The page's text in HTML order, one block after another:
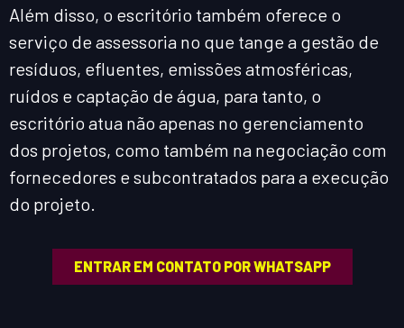
Além disso, o escritório também oferece o
serviço de assessoria no que tange a gestão de
resíduos, efluentes, emissões atmosféricas,
ruídos e captação de água, para tanto, o
escritório atua não apenas no gerenciamento
dos projetos, como também na negociação com
fornecedores e subcontratados para a execução
do projeto.
ENTRAR EM CONTATO POR WHATSAPP